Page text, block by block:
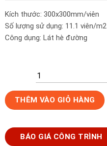
Kích thước: 300x300mm/viên
Số lượng sử dụng: 11.1 viên/m2
Công dụng: Lát hè đường
Gạch
lát
hè
Secoin
THÊM VÀO GIỎ HÀNG
BÁO GIÁ CÔNG TRÌNH